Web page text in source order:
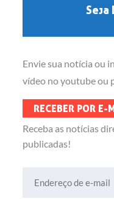
posts
Seja
Envie sua notícia ou
vídeo no youtube ou
RECEBER POR E-
Receba as notícias
publicadas!